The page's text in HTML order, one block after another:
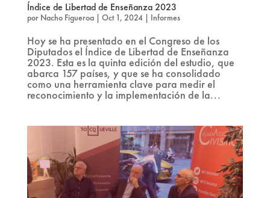
Índice de Libertad de Enseñanza 2023
por Nacho Figueroa| Oct 1, 2024| Informes
Hoy se ha presentado en el Congreso de los
Diputados el Índice de Libertad de Enseñanza
2023. Esta es la quinta edición del estudio, que
abarca 157 países, y que se ha consolidado
como una herramienta clave para medir el
reconocimiento y la implementación de la...